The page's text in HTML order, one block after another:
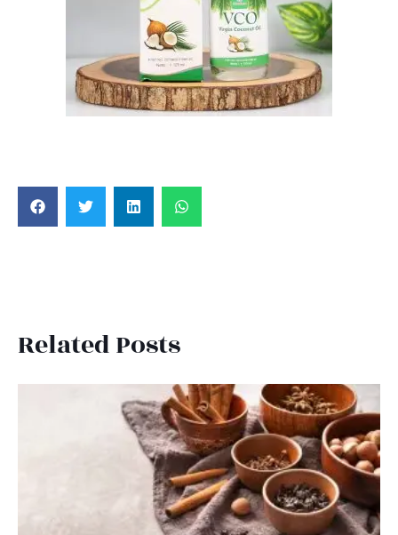
Related Posts